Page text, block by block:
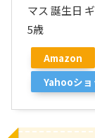
マス 誕生日
5歳
Amazon
Yahooシ